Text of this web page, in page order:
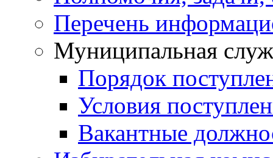
Перечень
Муниципальная
Порядок
Условия
Вакантные